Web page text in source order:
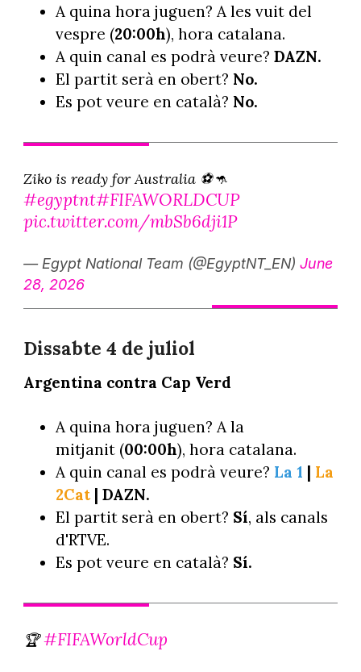
A quina hora juguen? A les vuit del
vespre (20:00h), hora catalana.
A quin canal es podrà veure? DAZN.
El partit serà en obert? No.
Es pot veure en català? No.
Ziko is ready for Australia ⚽️🦘
#egyptnt#FIFAWORLDCUP
pic.twitter.com/mbSb6dji1P
— Egypt National Team (@EgyptNT_EN) June
28, 2026
Dissabte 4 de juliol
Argentina contra Cap Verd
A quina hora juguen? A la
mitjanit (00:00h), hora catalana.
A quin canal es podrà veure? La 1 | La
2Cat| DAZN.
El partit serà en obert? Sí, als canals
d'RTVE.
Es pot veure en català? Sí.
🏆#FIFAWorldCup